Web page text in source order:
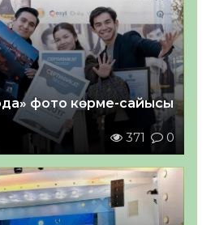
фото көрме-сайысы
371 0